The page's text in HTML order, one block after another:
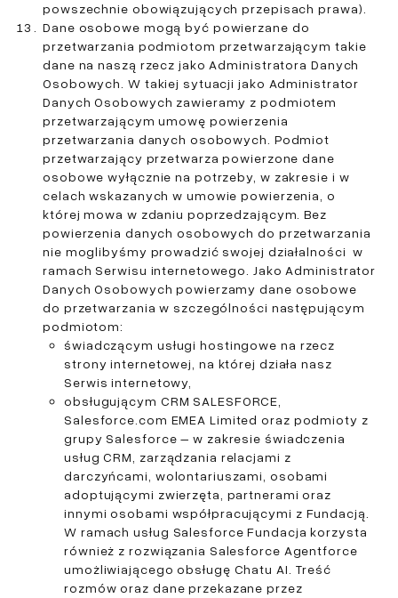
powszechnie obowiązujących przepisach prawa).
Dane osobowe mogą być powierzane do
przetwarzania podmiotom przetwarzającym takie
dane na naszą rzecz jako Administratora Danych
Osobowych. W takiej sytuacji jako Administrator
Danych Osobowych zawieramy z podmiotem
przetwarzającym umowę powierzenia
przetwarzania danych osobowych. Podmiot
przetwarzający przetwarza powierzone dane
osobowe wyłącznie na potrzeby, w zakresie i w
celach wskazanych w umowie powierzenia, o
której mowa w zdaniu poprzedzającym. Bez
powierzenia danych osobowych do przetwarzania
nie moglibyśmy prowadzić swojej działalności w
ramach Serwisu internetowego. Jako Administrator
Danych Osobowych powierzamy dane osobowe
do przetwarzania w szczególności następującym
podmiotom:
świadczącym usługi hostingowe na rzecz
strony internetowej, na której działa nasz
Serwis internetowy,
obsługującym CRM SALESFORCE,
Salesforce.com EMEA Limited oraz podmioty z
grupy Salesforce – w zakresie świadczenia
usług CRM, zarządzania relacjami z
darczyńcami, wolontariuszami, osobami
adoptującymi zwierzęta, partnerami oraz
innymi osobami współpracującymi z Fundacją.
W ramach usług Salesforce Fundacja korzysta
również z rozwiązania Salesforce Agentforce
umożliwiającego obsługę Chatu AI. Treść
rozmów oraz dane przekazane przez